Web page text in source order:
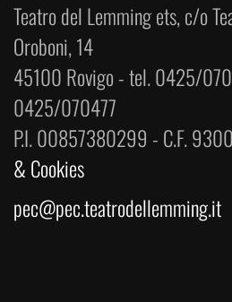
Teatro del Lemming ets, c/o
Oroboni, 14
45100 Rovigo - tel. 0425/
0425/070477
P.I. 00857380299 - C.F.
& Cookies
pec@pec.teatrodellemming.it